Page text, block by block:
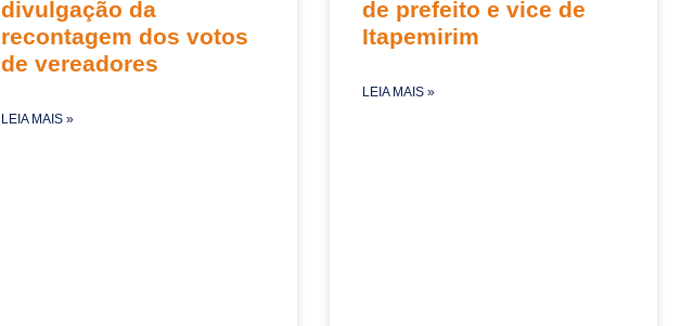
divulgação da
recontagem dos votos
de vereadores
LEIA MAIS »
de prefeito e vice de
Itapemirim
LEIA MAIS »